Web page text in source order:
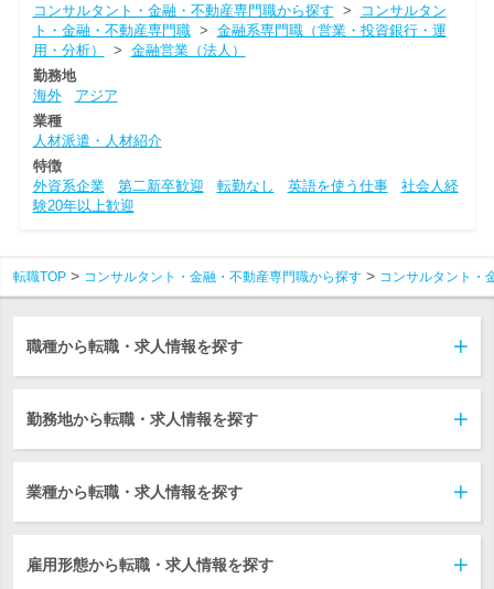
コンサルタント・金融・不動産専門職から探す >
コンサルタン
ト・金融・不動産専門職> 金融系専門職（営業・投資銀行・運
用・分析）
> 金融営業（法人）
勤務地
海外
アジア
業種
人材派遣・人材紹介
特徴
外資系企業
第二新卒歓迎 転勤なし 英語を使う仕事
社会人経
験20年以上歓迎
転職TOP コンサルタント・金融・不動産専門職から探す コンサルタント・
職種から転職・求人情報を探す
勤務地から転職・求人情報を探す
業種から転職・求人情報を探す
雇用形態から転職・求人情報を探す